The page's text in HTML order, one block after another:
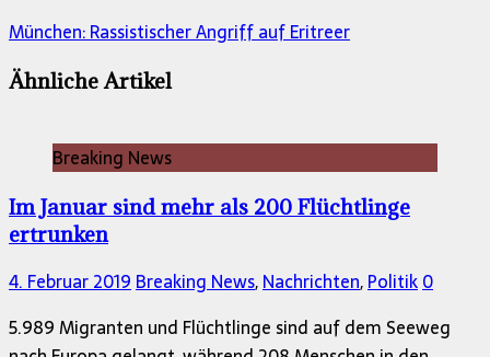
München: Rassistischer Angriff auf Eritreer
Ähnliche Artikel
Breaking News
Im Januar sind mehr als 200 Flüchtlinge
ertrunken
4. Februar 2019Breaking News,Nachrichten,Politik0
5.989 Migranten und Flüchtlinge sind auf dem Seeweg